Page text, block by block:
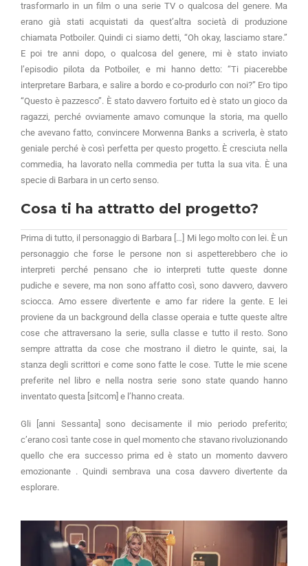
trasformarlo in un film o una serie TV o qualcosa del genere. Ma
erano già stati acquistati da quest’altra società di produzione
chiamata Potboiler. Quindi ci siamo detti, “Oh okay, lasciamo stare.”
E poi tre anni dopo, o qualcosa del genere, mi è stato inviato
l’episodio pilota da Potboiler, e mi hanno detto: “Ti piacerebbe
interpretare Barbara, e salire a bordo e co-produrlo con noi?” Ero tipo
“Questo è pazzesco”. È stato davvero fortuito ed è stato un gioco da
ragazzi, perché ovviamente amavo comunque la storia, ma quello
che avevano fatto, convincere Morwenna Banks a scriverla, è stato
geniale perché è così perfetta per questo progetto. È cresciuta nella
commedia, ha lavorato nella commedia per tutta la sua vita. È una
specie di Barbara in un certo senso.
Cosa ti ha attratto del progetto?
Prima di tutto, il personaggio di Barbara […] Mi lego molto con lei. È un
personaggio che forse le persone non si aspetterebbero che io
interpreti perché pensano che io interpreti tutte queste donne
pudiche e severe, ma non sono affatto così, sono davvero, davvero
sciocca. Amo essere divertente e amo far ridere la gente. E lei
proviene da un background della classe operaia e tutte queste altre
cose che attraversano la serie, sulla classe e tutto il resto. Sono
sempre attratta da cose che mostrano il dietro le quinte, sai, la
stanza degli scrittori e come sono fatte le cose. Tutte le mie scene
preferite nel libro e nella nostra serie sono state quando hanno
inventato questa [sitcom] e l’hanno creata.
Gli [anni Sessanta] sono decisamente il mio periodo preferito;
c’erano così tante cose in quel momento che stavano rivoluzionando
quello che era successo prima ed è stato un momento davvero
emozionante . Quindi sembrava una cosa davvero divertente da
esplorare.